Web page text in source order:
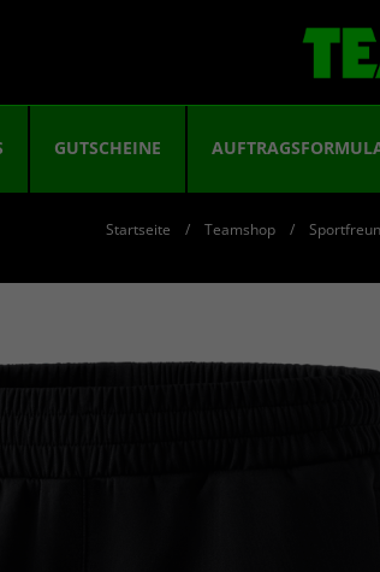
GUTSCHEINE
Startseite Teamshop